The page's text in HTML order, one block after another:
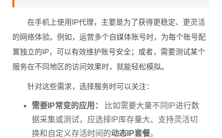
在手机上使用IP代理，主要是为了获得更稳定、更灵活
的网络体验。例如，运营多个自媒体账号时，为每个账号配
置独立的IP，可以有效维护账号安全；或者，需要测试某个
服务在不同地区的访问效果时，就能轻松模拟。
针对这些需求，选择服务时可以关注：
需要IP常变的应用：
比如需要大量不同IP进行数
据采集或测试，应选择IP库存量大、支持灵活切
换和自定义存活时间的动态IP套餐。